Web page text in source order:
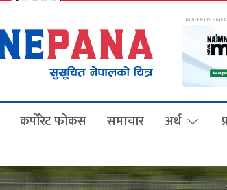
कर्पोरेट फोकस समाचार अर्थ